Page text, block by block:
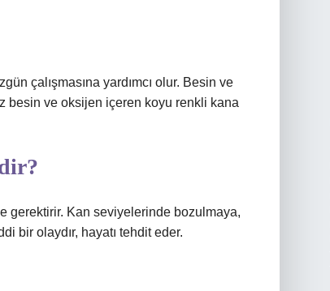
çalışmasına yardımcı olur. Besin ve
besin ve oksijen içeren koyu renkli kana
gerektirir. Kan seviyelerinde bozulmaya,
bir olaydır, hayatı tehdit eder.